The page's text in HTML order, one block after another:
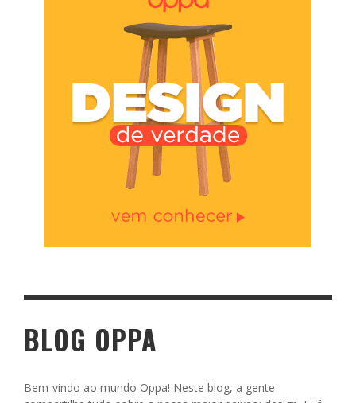
BLOG OPPA
Bem-vindo ao mundo Oppa! Neste blog, a gente